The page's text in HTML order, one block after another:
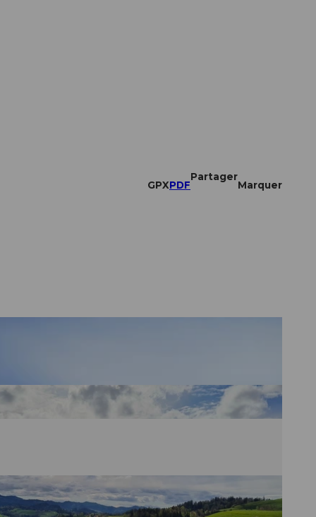
GPXPDF
Partager
Marquer